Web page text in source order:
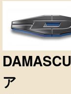
ア